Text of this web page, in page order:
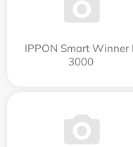
IPPON Smart Winner
3000